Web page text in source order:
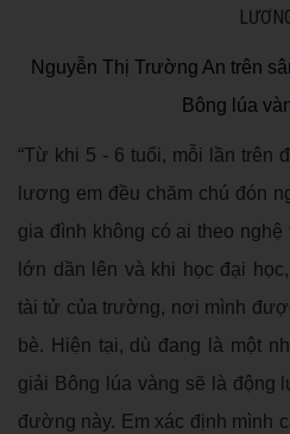
Nguyễn Thị Trường An trên
Bông lúa
“Từ khi 5 - 6 tuổi, mỗi lần trên
lương em đều chăm chú đón
gia đình không có ai theo
lớn dần lên và khi học đại
tài tử của trường, nơi mình
bè. Hiện tại, dù đang là một
giải Bông lúa vàng sẽ là động
đường này. Em xác định mình